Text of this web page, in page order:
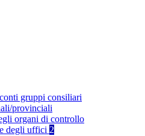
gruppi consiliari
provinciali
organi di controllo
degli uffici 2